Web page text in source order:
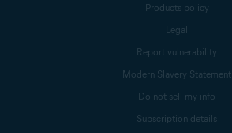
Products policy
Legal
Report vulnerability
Modern Slavery Statement
Do not sell my info
Subscription details